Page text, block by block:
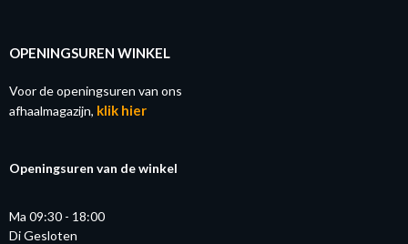
OPENINGSUREN WINKEL
Voor de openingsuren van ons
afhaalmagazijn, klik hier
Openingsuren van de winkel
Ma 09:30 - 18:00
Di Gesloten